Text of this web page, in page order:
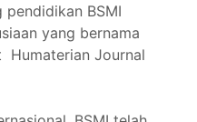
BSMI
yang bernama
Humaterian Journal